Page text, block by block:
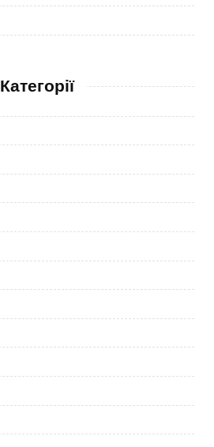
Категорії